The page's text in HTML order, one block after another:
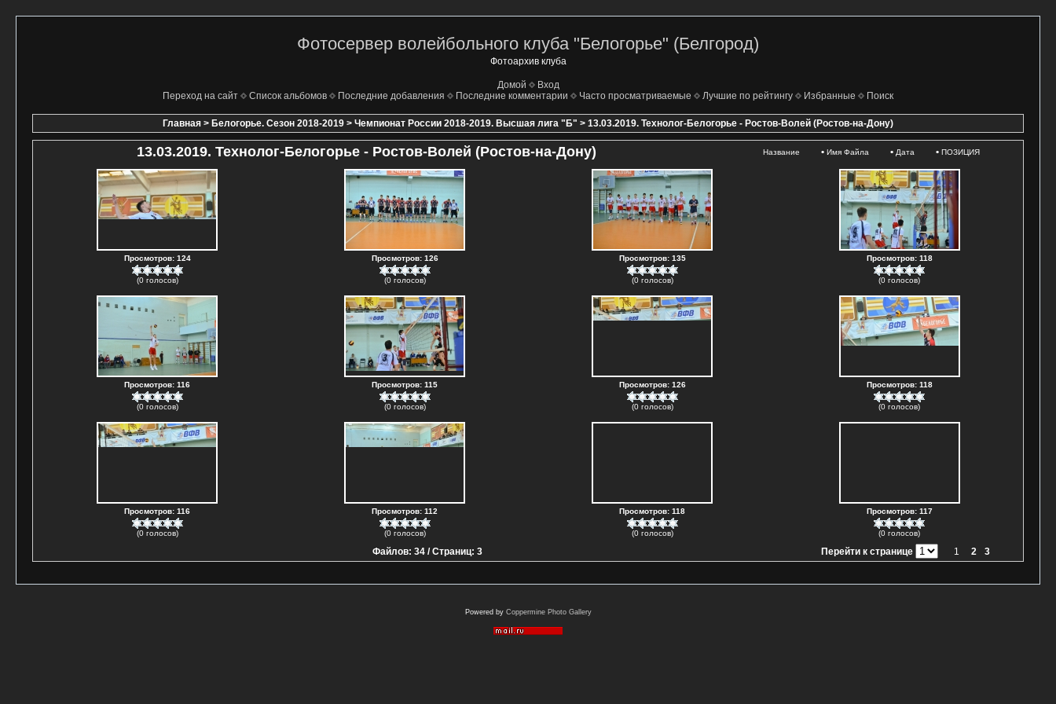
Фотосервер волейбольного клуба "Белогорье" (Белгород)
Фотоархив клуба
Домой
Вход
Переход на сайт
Список альбомов Последние добавления Последние комментарии Часто просматриваемые Лучшие по рейтингу Избранные Поиск
Главная > Белогорье. Сезон 2018-2019 > Чемпионат России 2018-2019. Высшая лига "Б" > 13.03.2019. Технолог-Белогорье - Ростов-Волей (Ростов-на-Дону)
13.03.2019. Технолог-Белогорье - Ростов-Волей (Ростов-на-Дону) Название • Имя Файла • Дата • ПОЗИЦИЯ
Просмотров: 124
(0 голосов)
Просмотров: 126
(0 голосов)
Просмотров: 135
(0 голосов)
Просмотров: 118
(0 голосов)
Просмотров: 116
(0 голосов)
Просмотров: 115
(0 голосов)
Просмотров: 126
(0 голосов)
Просмотров: 118
(0 голосов)
Просмотров: 116
(0 голосов)
Просмотров: 112
(0 голосов)
Просмотров: 118
(0 голосов)
Просмотров: 117
(0 голосов)
Файлов: 34 / Страниц: 3 Перейти к странице 1 2 3
Powered by Coppermine Photo Gallery